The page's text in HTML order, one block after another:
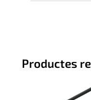
Productes